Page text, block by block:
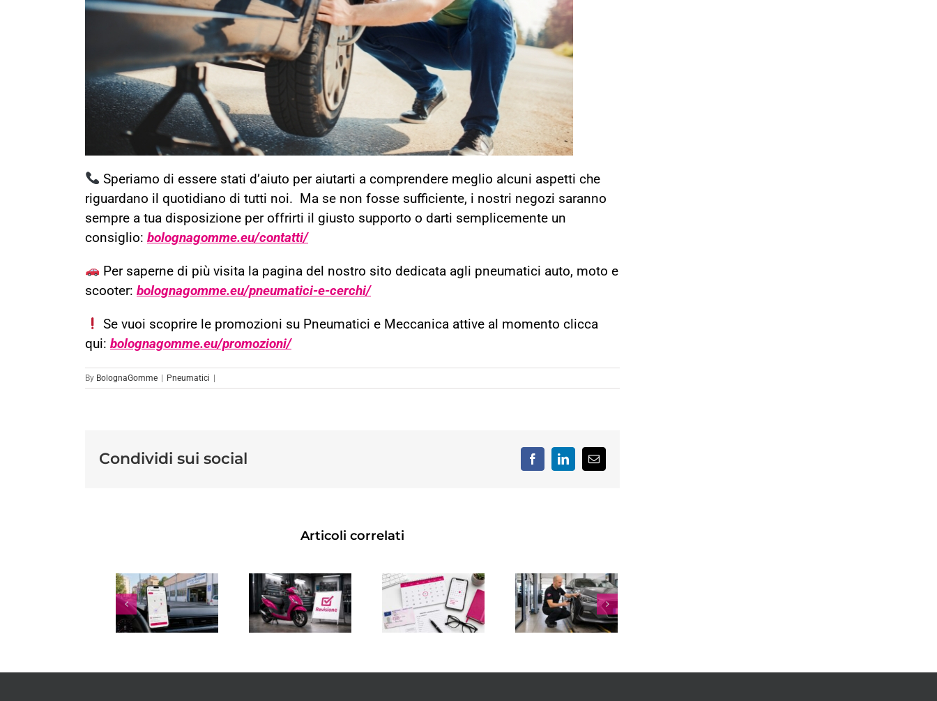
Speriamo di essere stati d’aiuto per aiutarti a comprendere meglio alcuni aspetti che
riguardano il quotidiano di tutti noi. Ma se non fosse sufficiente, i nostri negozi saranno
sempre a tua disposizione per offrirti il giusto supporto o darti semplicemente un
consiglio: bolognagomme.eu/contatti/
Per saperne di più visita la pagina del nostro sito dedicata agli pneumatici auto, moto e
scooter: bolognagomme.eu/pneumatici-e-cerchi/
Se vuoi scoprire le promozioni su Pneumatici e Meccanica attive al momento clicca
qui: bolognagomme.eu/promozioni/
By BolognaGomme | Pneumatici |
Condividi sui social FacebookLinkedInEmail
Articoli correlati
E
PATENTE
SCADUTA:
COSTI,
TEMPI E
2026
REVISIONE
BOLOGNA:
DOVE
FARLA,
COME
E COSA
REVISIONE
SCADUTA:
IMPORTO,
SANZIONI
AGIRE
OGNI
QUANTO
FARLA,
COSTO,
E
DEL